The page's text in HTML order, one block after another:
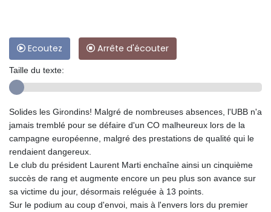
Ecoutez Arrête d'écouter
Taille du texte:
Solides les Girondins! Malgré de nombreuses absences, l'UBB n'a
jamais tremblé pour se défaire d'un CO malheureux lors de la
campagne européenne, malgré des prestations de qualité qui le
rendaient dangereux.
Le club du président Laurent Marti enchaîne ainsi un cinquième
succès de rang et augmente encore un peu plus son avance sur
sa victime du jour, désormais reléguée à 13 points.
Sur le podium au coup d'envoi, mais à l'envers lors du premier